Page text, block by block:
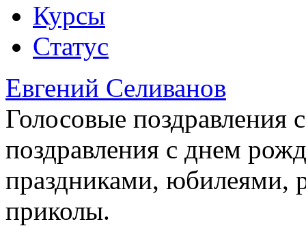
Курсы
Статус
Евгений Селиванов
Голосовые поздравления
поздравления с днем
праздниками, юбилеями,
приколы.